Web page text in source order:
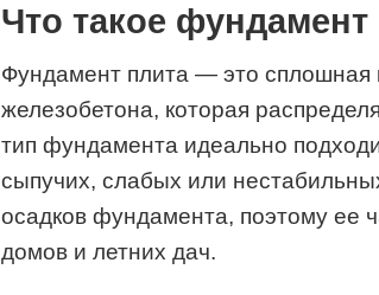
Что такое фундамент
Фундамент плита — это сплошная
железобетона, которая
тип фундамента идеально
сыпучих, слабых или
осадков фундамента, поэтому ее
домов и летних дач.